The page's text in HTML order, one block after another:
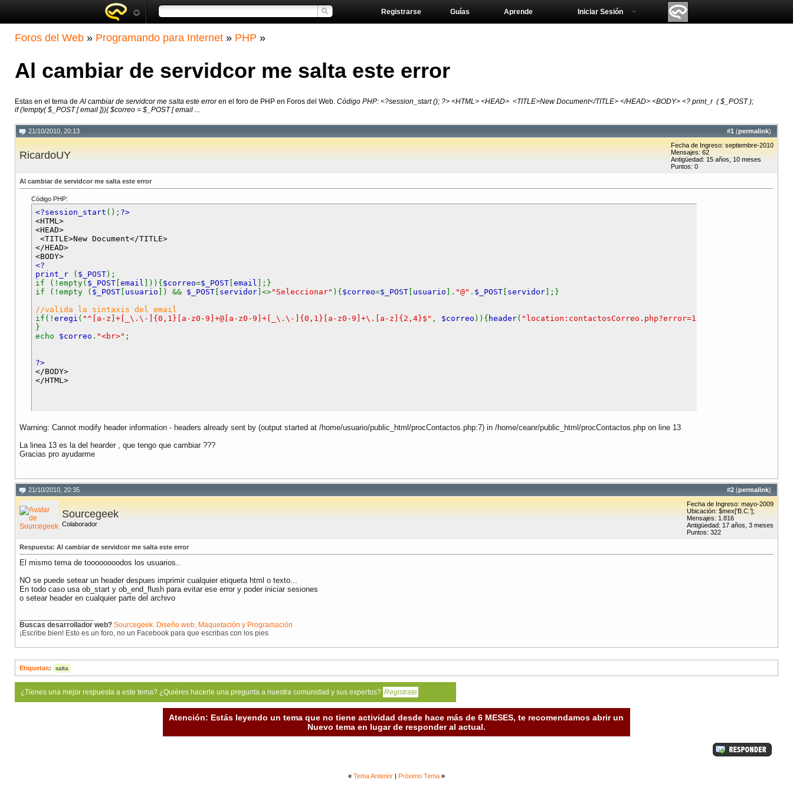
Aprende
Guías
Registrarse Iniciar Sesión
Foros del Web » Programando para Internet » PHP »
Al cambiar de servidcor me salta este error
Estas en el tema deAl cambiar de servidcor me salta este erroren el foro de PHP en Foros del Web. Código PHP: <?session_start (); ?> <HTML> <HEAD> <TITLE>New Document</TITLE> </HEAD> <BODY> <? print_r ( $_POST );
if (!empty( $_POST [ email ])){ $correo = $_POST [ email ...
#1 (permalink)
21/10/2010, 20:13
RicardoUY
Fecha de Ingreso: septiembre-2010
Mensajes: 62
Antigüedad: 15 años, 10 meses
Puntos: 0
Al cambiar de servidcor me salta este error
Código PHP:
<?session_start (); ?>
<HTML>
<HEAD>
<TITLE>New Document</TITLE>
</HEAD>
<BODY>
<?
print_r
( $_POST);
if (!empty( $_POST email ])){ $correo=$_POST email ];}
if (!empty ( $_POST usuario ]) && $_POST servidor ]<>"Seleccionar" ){ $correo=$_POST usuario ]. "@" . $_POST servidor ];}
//valida la sintaxis del email
if(! eregi ( "^[a-z]+[_\.\-]{0,1}[a-z0-9]+@[a-z0-9]+[_\.\-]{0,1}[a-z0-9]+\.[a-z]{2,4}$" , $correo )){ header( "location:contactosCorreo.php?error=1"
}
echo $correo . "<br>" ;
?>
</BODY>
</HTML>
Warning: Cannot modify header information - headers already sent by (output started at /home/usuario/public_html/procContactos.php:7) in /home/ceanr/public_html/procContactos.php on line 13
La linea 13 es la del hearder , que tengo que cambiar ???
Gracias pro ayudarme
#2 (permalink)
21/10/2010, 20:35
Sourcegeek
Colaborador
Fecha de Ingreso: mayo-2009
Ubicación: $mex['B.C.'];
Mensajes: 1.816
Antigüedad: 17 años, 3 meses
Puntos: 322
Respuesta: Al cambiar de servidcor me salta este error
El mismo tema de toooooooodos los usuarios..
NO se puede setear un header despues imprimir cualquier etiqueta html o texto...
En todo caso usa ob_start y ob_end_flush para evitar ese error y poder iniciar sesiones
o setear header en cualquier parte del archivo
Buscas desarrollador web? Sourcegeek. Diseño web, Maquetación y Programación
¡Escribe bien! Esto es un foro, no un Facebook para que escribas con los pies
Etiquetas: salta
¿Tienes una mejor respuesta a este tema? ¿Quiéres hacerle una pregunta a nuestra comunidad y sus expertos? Registrate
Atención: Estás leyendo un tema que no tiene actividad desde hace más de 6 MESES, te recomendamos abrir un
Nuevo tema en lugar de responder al actual.
« Tema Anterior Próximo Tema »